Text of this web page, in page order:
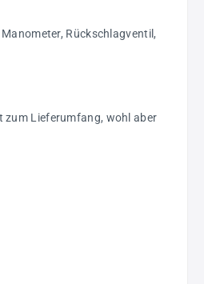
Rückschlagventil,
zum Lieferumfang, wohl aber